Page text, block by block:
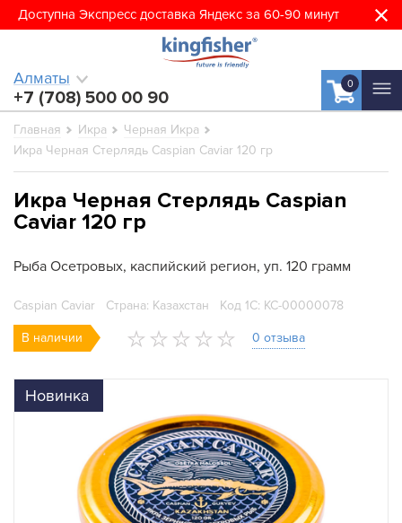
Доступна Экспресс доставка Яндекс за 60-90 минут
0
Алматы
+7 (708) 500 00 90
Главная Икра
Черная Икра
Икра Черная Стерлядь Caspian Caviar 120 гр
Икра Черная Стерлядь Caspian
Caviar 120 гр
Рыба Осетровых, каспийский регион, уп. 120 грамм
Caspian Caviar Страна: Казахстан Код 1С: КС-00000078
В наличии 0 отзыва
Новинка